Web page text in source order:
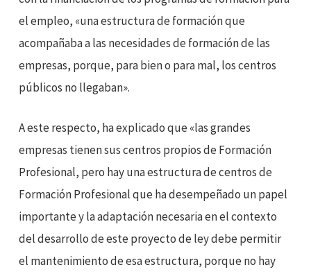
el empleo, «una estructura de formación que
acompañaba a las necesidades de formación de las
empresas, porque, para bien o para mal, los centros
públicos no llegaban».
A este respecto, ha explicado que «las grandes
empresas tienen sus centros propios de Formación
Profesional, pero hay una estructura de centros de
Formación Profesional que ha desempeñado un papel
importante y la adaptación necesaria en el contexto
del desarrollo de este proyecto de ley debe permitir
el mantenimiento de esa estructura, porque no hay